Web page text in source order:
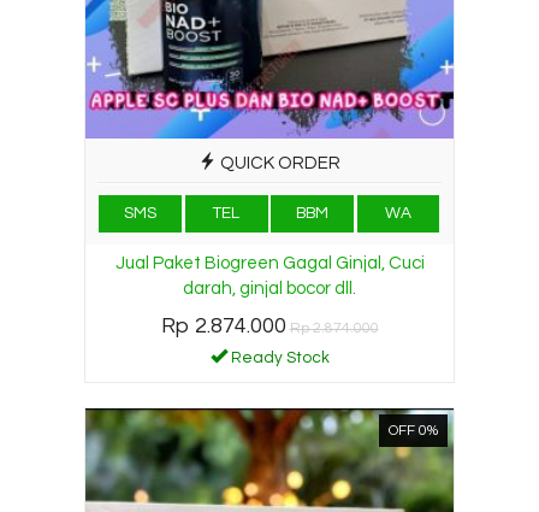
QUICK ORDER
SMS TEL BBM WA
Jual Paket Biogreen Gagal Ginjal, Cuci
darah, ginjal bocor dll.
Rp 2.874.000 Rp 2.874.000
Ready Stock
OFF 0%